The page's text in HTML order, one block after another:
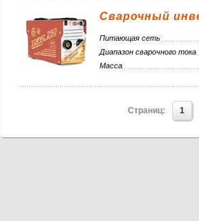
Сварочный
Питающая сеть
Диапазон сварочного тока
Масса
Страниц: 1